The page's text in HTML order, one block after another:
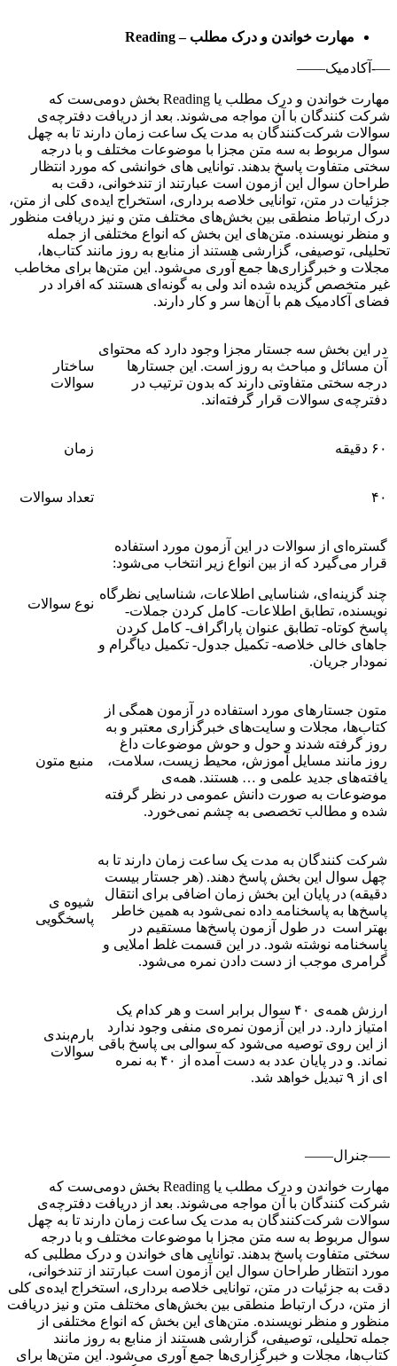
مهارت خواندن و درک مطلب–
Reading
—-آکادمیک——
مهارت خواندن و درک مطلب یا Reading بخش دومی‌ست که
شرکت کنندگان با آن مواجه می‌شوند. بعد از دریافت دفترچه‌ی
سوالات شرکت‌کنندگان به مدت یک ساعت زمان دارند تا به چهل
سوال مربوط به سه متن مجزا با موضوعات مختلف و با درجه
سختی متفاوت پاسخ بدهند. توانایی های خوانشی که مورد انتظار
طراحان سوال این آزمون است عبارتند از تندخوانی، دقت به
جزئیات در متن، توانایی خلاصه برداری، استخراج ایده‌ی کلی از متن،
درک ارتباط منطقی بین بخش‌های مختلف متن و نیز دریافت منظور
و منظر نویسنده. متن‌های این بخش که انواع مختلفی از جمله
تحلیلی، توصیفی، گزارشی هستند از منابع به روز مانند کتاب‌ها،
مجلات و خبرگزاری‌ها جمع آوری می‌شود. این متن‌ها برای مخاطب
غیر متخصص گزیده شده اند ولی به گونه‌ای هستند که افراد در
فضای آکادمیک هم با آن‌ها سر و کار دارند.
در این بخش سه جستار مجزا وجود دارد که محتوای
آن مسائل و مباحث به روز است. این جستارها
درجه سختی متفاوتی دارند که بدون ترتیب در
دفترچه‌ی سوالات قرار گرفته‌اند.
ساختار
سوالات
۶۰ دقیقه زمان
۴۰ تعداد سوالات
گستره‌ای از سوالات در این آزمون مورد استفاده
قرار می‌گیرد که از بین انواع زیر انتخاب می‌شود:
چند گزینه‌ای، شناسایی اطلاعات، شناسایی نظرگاه
نویسنده، تطابق اطلاعات- کامل کردن جملات-
پاسخ کوتاه- تطابق عنوان پاراگراف- کامل کردن
جاهای خالی خلاصه- تکمیل جدول- تکمیل دیاگرام و
نمودار جریان.
نوع سوالات
متون جستارهای مورد استفاده در آزمون همگی از
کتاب‌ها، مجلات و سایت‌های خبرگزاری معتبر و به
روز گرفته شدند و حول و حوش موضوعات داغ
روز مانند مسایل آموزش، محیط زیست، سلامت،
یافته‌های جدید علمی و … هستند. همه‌ی
موضوعات به صورت دانش عمومی در نظر گرفته
شده و مطالب تخصصی به چشم نمی‌خورد.
منبع متون
شرکت کنندگان به مدت یک ساعت زمان دارند تا به
چهل سوال این بخش پاسخ دهند. (هر جستار بیست
دقیقه) در پایان این بخش زمان اضافی برای انتقال
پاسخ‌ها به پاسخنامه داده نمی‌شود به همین خاطر
بهتر است در طول آزمون پاسخ‌ها مستقیم در
پاسخنامه نوشته شود. در این قسمت غلط املایی و
گرامری موجب از دست دادن نمره می‌شود.
شیوه ی
پاسخگویی
ارزش همه‌ی ۴۰ سوال برابر است و هر کدام یک
امتیاز دارد. در این آزمون نمره‌ی منفی وجود ندارد
از این روی توصیه می‌شود که سوالی بی پاسخ باقی
نماند. و در پایان عدد به دست آمده از ۴۰ به نمره
ای از ۹ تبدیل خواهد شد.
بارم‌بندی
سوالات
—–جنرال——
مهارت خواندن و درک مطلب یا Reading بخش دومی‌ست که
شرکت کنندگان با آن مواجه می‌شوند. بعد از دریافت دفترچه‌ی
سوالات شرکت‌کنندگان به مدت یک ساعت زمان دارند تا به چهل
سوال مربوط به سه متن مجزا با موضوعات مختلف و با درجه
سختی متفاوت پاسخ بدهند. توانایی های خواندن و درک مطلبی که
مورد انتظار طراحان سوال این آزمون است عبارتند از تندخوانی،
دقت به جزئیات در متن، توانایی خلاصه برداری، استخراج ایده‌ی کلی
از متن، درک ارتباط منطقی بین بخش‌های مختلف متن و نیز دریافت
منظور و منظر نویسنده. متن‌های این بخش که انواع مختلفی از
جمله تحلیلی، توصیفی، گزارشی هستند از منابع به روز مانند
کتاب‌ها، مجلات و خبرگزاری‌ها جمع آوری می‌شود. این متن‌ها برای